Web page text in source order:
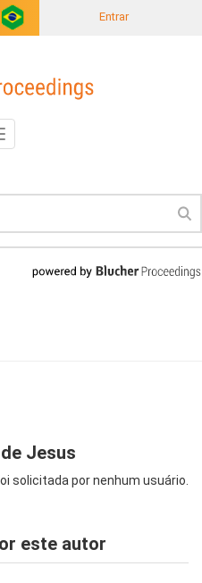
Entrar
Jesus
solicitada por nenhum usuário.
este autor